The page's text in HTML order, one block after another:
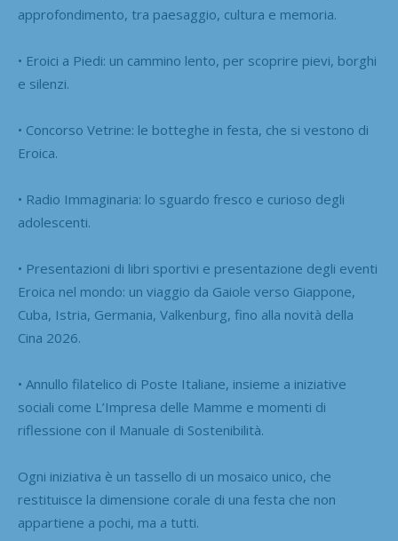
approfondimento, tra paesaggio, cultura e memoria.
• Eroici a Piedi: un cammino lento, per scoprire pievi, borghi
e silenzi.
• Concorso Vetrine: le botteghe in festa, che si vestono di
Eroica.
• Radio Immaginaria: lo sguardo fresco e curioso degli
adolescenti.
• Presentazioni di libri sportivi e presentazione degli eventi
Eroica nel mondo: un viaggio da Gaiole verso Giappone,
Cuba, Istria, Germania, Valkenburg, fino alla novità della
Cina 2026.
• Annullo filatelico di Poste Italiane, insieme a iniziative
sociali come L’Impresa delle Mamme e momenti di
riflessione con il Manuale di Sostenibilità.
Ogni iniziativa è un tassello di un mosaico unico, che
restituisce la dimensione corale di una festa che non
appartiene a pochi, ma a tutti.